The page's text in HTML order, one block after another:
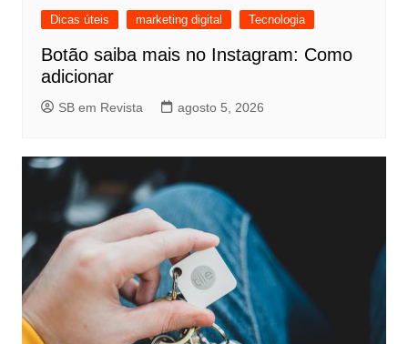
Dicas úteis marketing digital Tecnologia
Botão saiba mais no Instagram: Como
adicionar
SB em Revista agosto 5, 2026